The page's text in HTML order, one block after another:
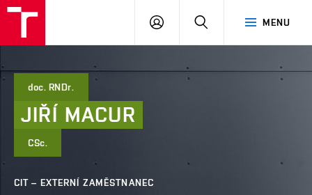
Brno
MENU
PŘIHLÁSIT
doc. RNDr.
JIŘÍ MACUR
CSc.
CIT – EXTERNÍ ZAMĚSTNANEC